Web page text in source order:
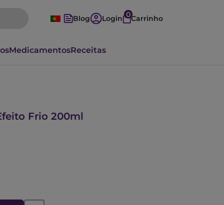
Blog Login 0Carrinho
MedicamentosReceitas
Frio 200ml